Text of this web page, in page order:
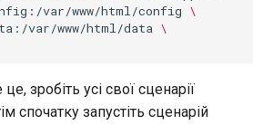
var/www/html/config \
var/www/html/data \
зробіть усі свої сценарії
спочатку запустіть сценарій